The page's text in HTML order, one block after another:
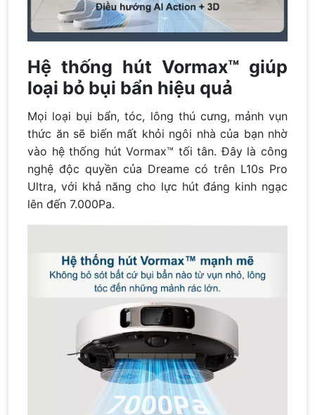
Hệ thống hút Vormax™ giúp
loại bỏ bụi bẩn hiệu quả
Mọi loại bụi bẩn, tóc, lông thú cưng, mảnh vụn
thức ăn sẽ biến mất khỏi ngôi nhà của bạn nhờ
vào hệ thống hút Vormax™ tối tân. Đây là công
nghệ độc quyền của Dreame có trên L10s Pro
Ultra, với khả năng cho lực hút đáng kinh ngạc
lên đến 7.000Pa.